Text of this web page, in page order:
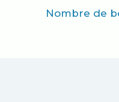
Nombre de